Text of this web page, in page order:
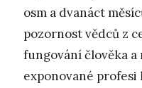
osm a dvanáct
pozornost vědců z
fungování člověka
exponované